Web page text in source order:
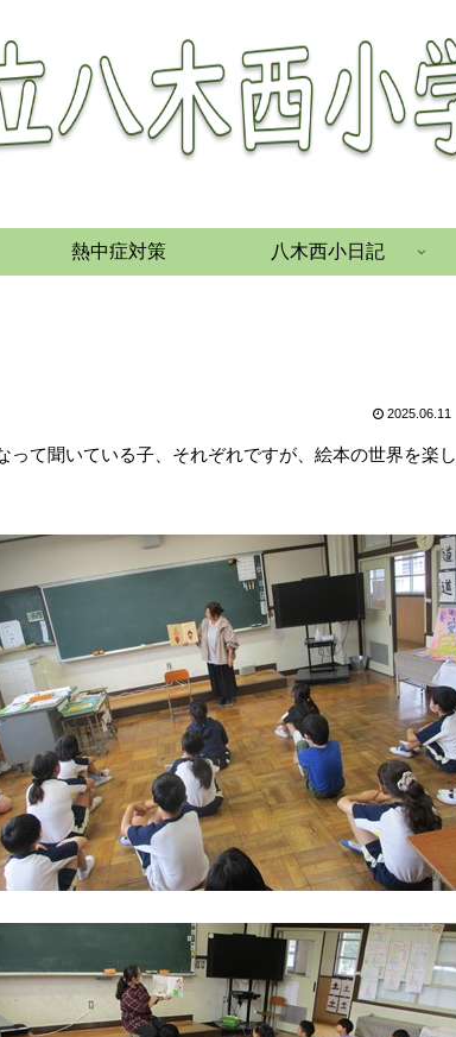
熱中症対策 八木西小日記
2025.06.11
て聞いている子、それぞれですが、絵本の世界を楽し